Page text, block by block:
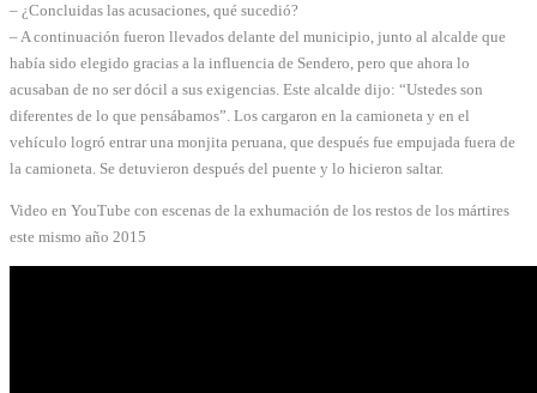
– ¿Concluidas las acusaciones, qué sucedió?
– A continuación fueron llevados delante del municipio, junto al alcalde que
había sido elegido gracias a la influencia de Sendero, pero que ahora lo
acusaban de no ser dócil a sus exigencias. Este alcalde dijo: “Ustedes son
diferentes de lo que pensábamos”. Los cargaron en la camioneta y en el
vehículo logró entrar una monjita peruana, que después fue empujada fuera de
la camioneta. Se detuvieron después del puente y lo hicieron saltar.
Video en YouTube con escenas de la exhumación de los restos de los mártires
este mismo año 2015